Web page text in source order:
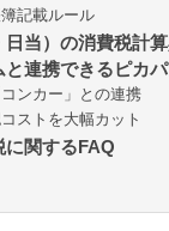
記載ルール
当）の消費税計
連携できるピカ
ンカー」との連携
ストを大幅カット
に関するFAQ